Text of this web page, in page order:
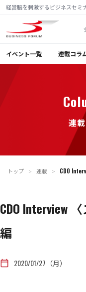
経営脳を刺激するビジネスセミ
イベント一覧 連載コラ
連
トップ ＞ 連載 ＞ CDO
CDO Interview
編
calendar_today 2020/01/27（月）